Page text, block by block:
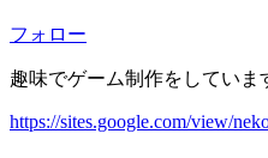
フォロー
趣味でゲーム制作をしていま
https://sites.google.com/view/